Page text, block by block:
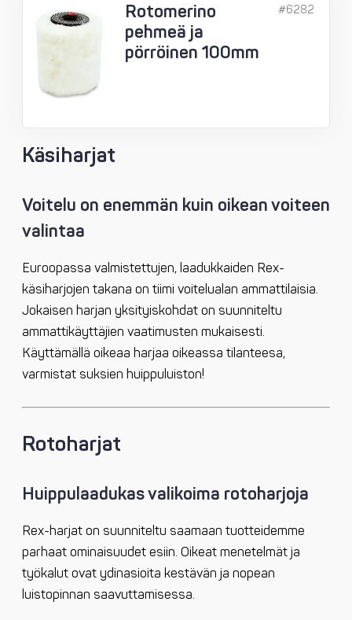
Rotomerino
pehmeä ja
pörröinen 100mm
#6282
Käsiharjat
Voitelu on enemmän kuin oikean voiteen
valintaa
Euroopassa valmistettujen, laadukkaiden Rex-
käsiharjojen takana on tiimi voitelualan ammattilaisia.
Jokaisen harjan yksityiskohdat on suunniteltu
ammattikäyttäjien vaatimusten mukaisesti.
Käyttämällä oikeaa harjaa oikeassa tilanteesa,
varmistat suksien huippuluiston!
Rotoharjat
Huippulaadukas valikoima rotoharjoja
Rex-harjat on suunniteltu saamaan tuotteidemme
parhaat ominaisuudet esiin. Oikeat menetelmät ja
työkalut ovat ydinasioita kestävän ja nopean
luistopinnan saavuttami­sessa.